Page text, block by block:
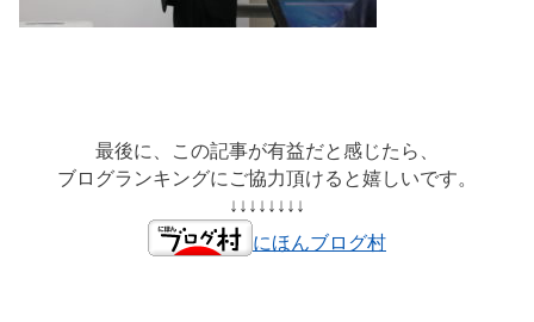
最後に、この記事が有益だと感じたら、
ブログランキングにご協力頂けると嬉しいです。
↓↓↓↓↓↓↓↓
にほんブログ村